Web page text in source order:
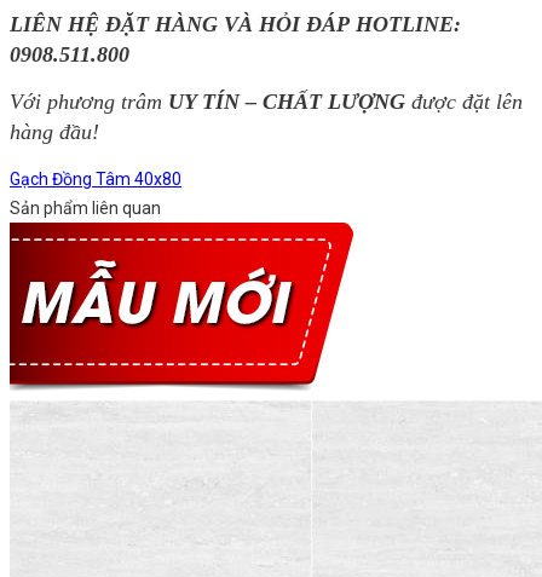
LIÊN HỆ ĐẶT HÀNG VÀ HỎI ĐÁP HOTLINE:
0908.511.800
Với phương trâm UY TÍN – CHẤT LƯỢNG được đặt lên
hàng đầu!
Gạch Đồng Tâm 40x80
Sản phẩm liên quan